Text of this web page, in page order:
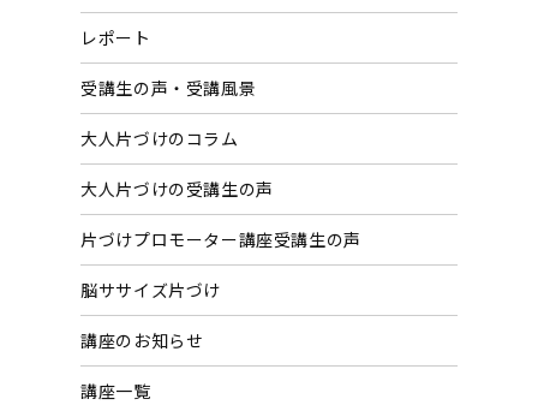
レポート
受講生の声・受講風景
大人片づけのコラム
大人片づけの受講生の声
片づけプロモーター講座受講生の声
脳ササイズ片づけ
講座のお知らせ
講座一覧